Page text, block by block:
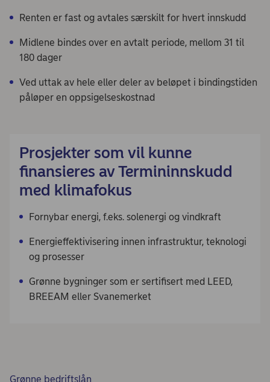
Renten er fast og avtales særskilt for hvert innskudd
Midlene bindes over en avtalt periode, mellom 31 til
180 dager
Ved uttak av hele eller deler av beløpet i bindingstiden
påløper en oppsigelseskostnad
Prosjekter som vil kunne
finansieres av Termininnskudd
med klimafokus
Fornybar energi, f.eks. solenergi og vindkraft
Energieffektivisering innen infrastruktur, teknologi
og prosesser
Grønne bygninger som er sertifisert med LEED,
BREEAM eller Svanemerket
Grønne bedriftslån